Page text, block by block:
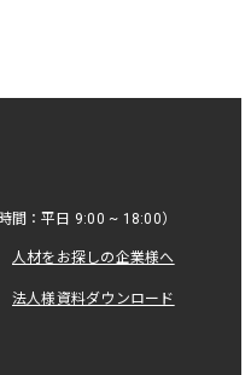
間：平日 9:00 ~ 18:00）
人材をお探しの企業様へ
法人様資料ダウンロード